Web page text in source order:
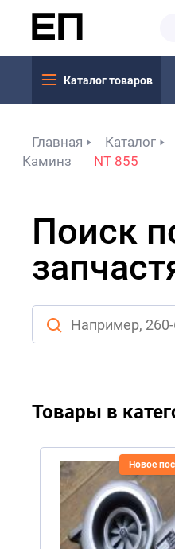
Каталог товаров
Главная Каталог
Каминз
NT 855
Поиск
Товары в
Новое